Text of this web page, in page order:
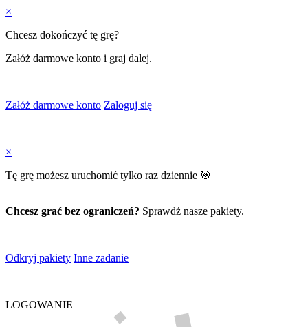
×
Chcesz dokończyć tę grę?
Załóż darmowe konto i graj dalej.
Załóż darmowe konto Zaloguj się
×
Tę grę możesz uruchomić tylko raz dziennie 🎯
Chcesz grać bez ograniczeń? Sprawdź nasze pakiety.
Odkryj pakiety Inne zadanie
LOGOWANIE